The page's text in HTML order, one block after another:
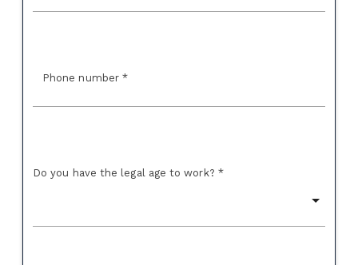
Phone number *
Do you have the legal age to work? *